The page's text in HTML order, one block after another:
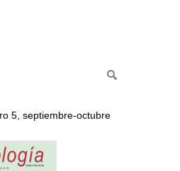
5, septiembre-octubre